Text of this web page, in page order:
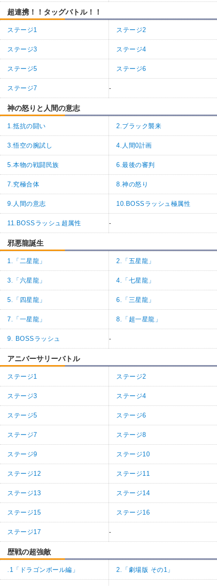
超連携！！タッグバトル！！
ステージ1 ステージ2
ステージ3 ステージ4
ステージ5 ステージ6
ステージ7 -
神の怒りと人間の意志
1.抵抗の闘い 2.ブラック襲来
3.悟空の腕試し 4.人間0計画
5.本物の戦闘民族 6.最後の審判
7.究極合体 8.神の怒り
9.人間の意志 10.BOSSラッシュ極属性
11.BOSSラッシュ超属性 -
邪悪龍誕生
1.「二星龍」 2.「五星龍」
3.「六星龍」 4.「七星龍」
5.「四星龍」 6.「三星龍」
7.「一星龍」 8.「超一星龍」
9. BOSSラッシュ -
アニバーサリーバトル
ステージ1 ステージ2
ステージ3 ステージ4
ステージ5 ステージ6
ステージ7 ステージ8
ステージ9 ステージ10
ステージ12 ステージ11
ステージ13 ステージ14
ステージ15 ステージ16
ステージ17 -
歴戦の超強敵
.1「ドラゴンボール編」 2.「劇場版 その1」